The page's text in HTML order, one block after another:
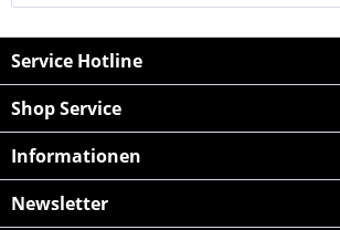
Service Hotline
Shop Service
Informationen
Newsletter